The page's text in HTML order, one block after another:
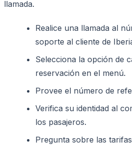
llamada.
Realice una llamada al
soporte al cliente de
Selecciona la opción de
reservación en el menú.
Provee el número de
Verifica su identidad al
los pasajeros.
Pregunta sobre las